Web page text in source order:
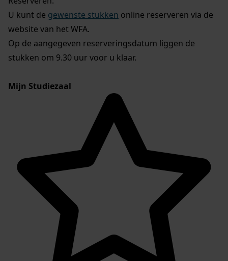
U kunt de gewenste stukken online reserveren via de
website van het WFA.
Op de aangegeven reserveringsdatum liggen de
stukken om 9.30 uur voor u klaar.
Mijn Studiezaal